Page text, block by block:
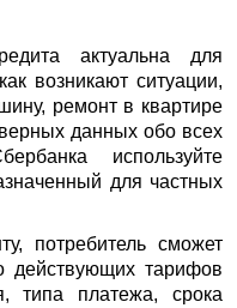
актуальна для
возникают ситуации,
ремонт в квартире
данных обо всех
используйте
для частных
потребитель сможет
действующих тарифов
типа платежа, срока